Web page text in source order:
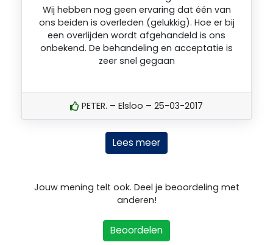
Wij hebben nog geen ervaring dat één van
ons beiden is overleden (gelukkig). Hoe er bij
een overlijden wordt afgehandeld is ons
onbekend. De behandeling en acceptatie is
zeer snel gegaan
PETER. – Elsloo – 25-03-2017
Lees meer
Jouw mening telt ook. Deel je beoordeling met
anderen!
Beoordelen